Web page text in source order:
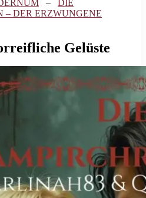
– DIE
– DER ERZWUNGENE
Gelüste